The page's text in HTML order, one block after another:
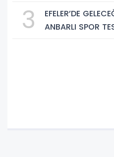
3
EFELER’DE
ANBARLI SPOR